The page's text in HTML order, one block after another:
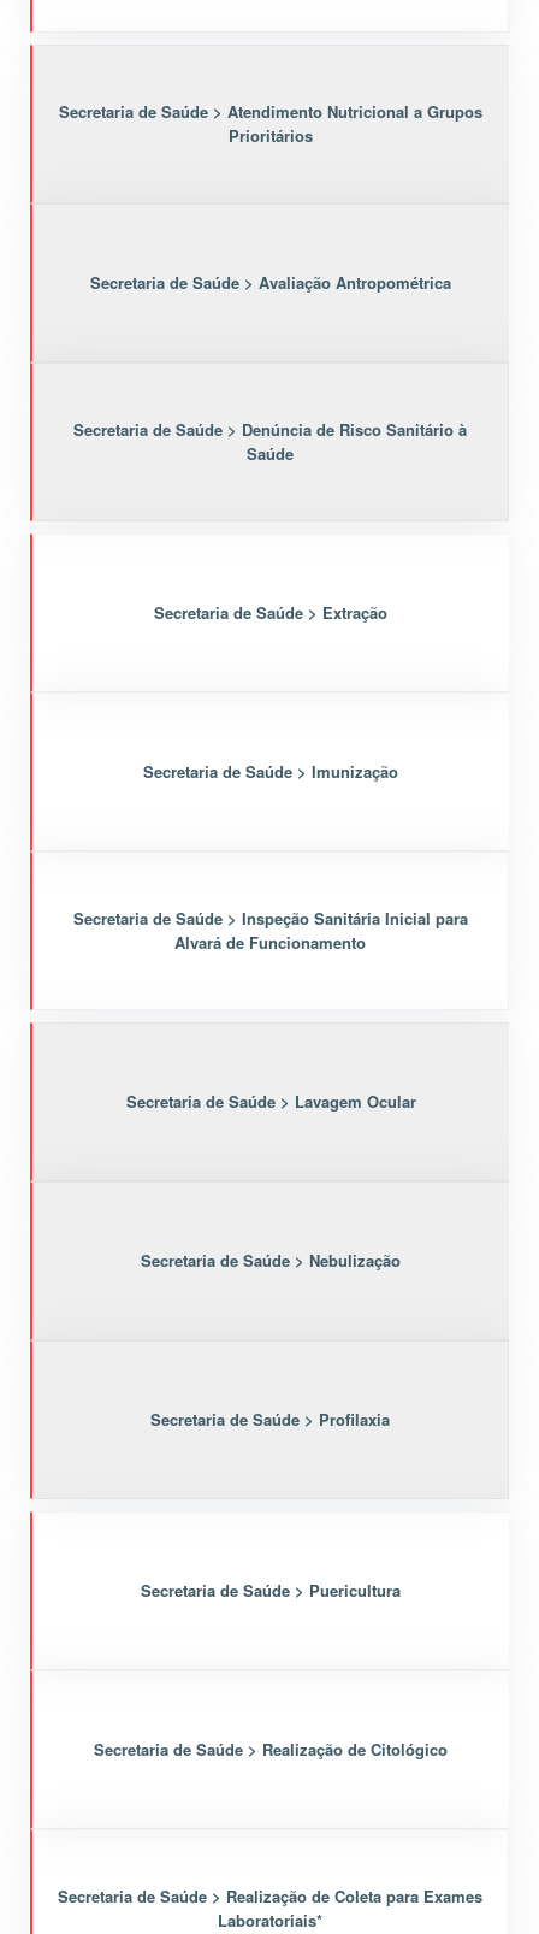
Secretaria de Saúde > Atendimento Nutricional a Grupos
Prioritários
Secretaria de Saúde > Avaliação Antropométrica
Secretaria de Saúde > Denúncia de Risco Sanitário à
Saúde
Secretaria de Saúde > Extração
Secretaria de Saúde > Imunização
Secretaria de Saúde > Inspeção Sanitária Inicial para
Alvará de Funcionamento
Secretaria de Saúde > Lavagem Ocular
Secretaria de Saúde > Nebulização
Secretaria de Saúde > Profilaxia
Secretaria de Saúde > Puericultura
Secretaria de Saúde > Realização de Citológico
Secretaria de Saúde > Realização de Coleta para Exames
Laboratoriais*